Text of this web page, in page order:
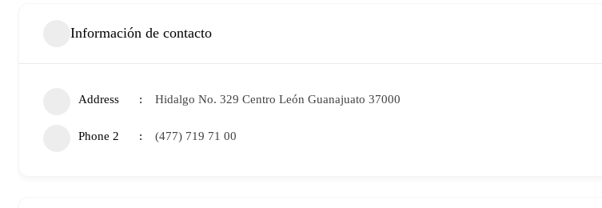
Información de contacto
Address Hidalgo No. 329 Centro León Guanajuato 37000
Phone 2 (477) 719 71 00